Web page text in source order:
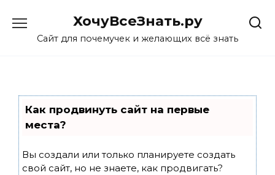
content
ХочуВсеЗнать.ру
Сайт для почемучек и желающих всё знать
Как продвинуть сайт на первые
места?
Вы создали или только планируете создать
свой сайт, но не знаете, как продвигать?